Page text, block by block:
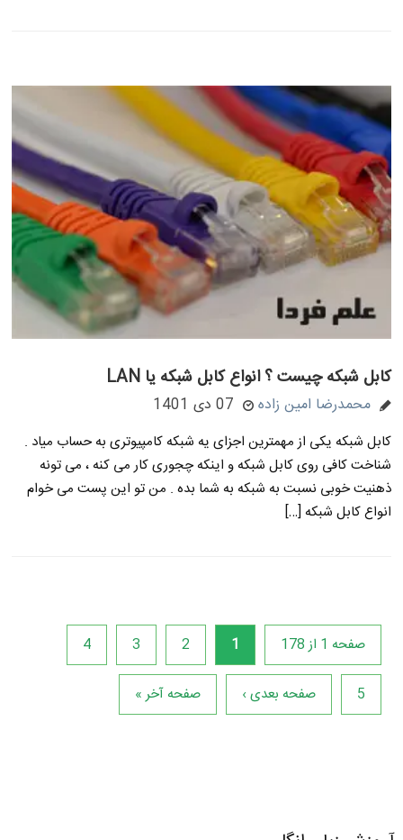
کابل شبکه چیست ؟ انواع کابل شبکه یا LAN
محمدرضا امین زاده 07 دی 1401
کابل شبکه یکی از مهمترین اجزای یه شبکه کامپیوتری به حساب میاد .
شناخت کافی روی کابل شبکه و اینکه چجوری کار می کنه ، می تونه
ذهنیت خوبی نسبت به شبکه به شما بده . من تو این پست می خوام
انواع کابل شبکه […]
صفحه 1 از 178 1
2
3
4
5 صفحه بعدی › صفحه آخر »